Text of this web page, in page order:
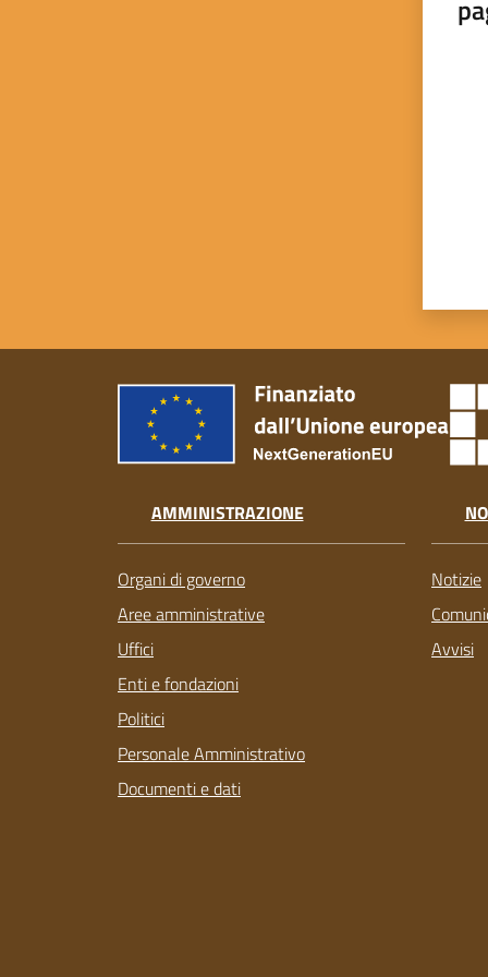
AMMINISTRAZIONE
Organi di governo
Aree amministrative
Uffici
Enti e fondazioni
Politici
Personale Amministrativo
Documenti e dati
Notizie
Avvisi